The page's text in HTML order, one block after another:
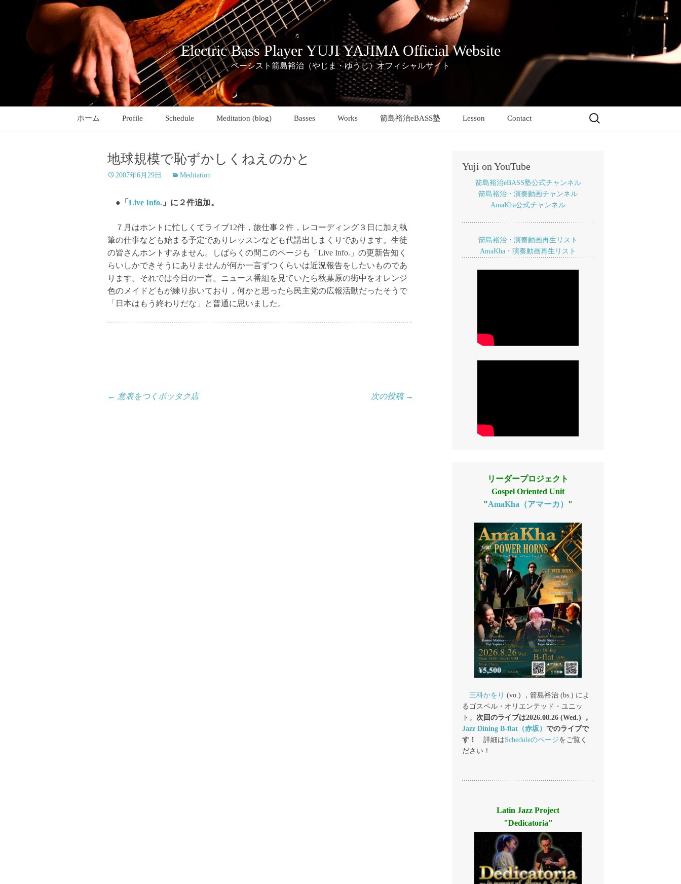
ッ
Electric Bass Player YUJI YAJIMA Official Website
ベーシスト箭島裕治（やじま・ゆうじ）オフィシャルサイト
ホーム Profile Schedule Meditation (blog) Basses Works 箭島裕治eBASS塾 Lesson Contact
検
地球規模で恥ずかしくねえのかと
2007年6月29日 Meditation
●「 Live Info. 」に２件追加。
７月はホントに忙しくてライブ12件，旅仕事２件，レコーディング３日に加え執
筆の仕事なども始まる予定でありレッスンなども代講出しまくりであります。生徒
の皆さんホントすみません。しばらくの間このページも「Live Info.」の更新告知く
らいしかできそうにありませんが何か一言ずつくらいは近況報告をしたいものであ
ります。それでは今日の一言。ニュース番組を見ていたら秋葉原の街中をオレンジ
色のメイドどもが練り歩いており，何かと思ったら民主党の広報活動だったそうで
「日本はもう終わりだな」と普通に思いました。
← 意表をつくボッタク店 次の投稿 →
Yuji on YouTube
箭島裕治eBASS塾公式チャンネル
箭島裕治・演奏動画チャンネル
AmaKha公式チャンネル
箭島裕治・演奏動画再生リスト
AmaKha・演奏動画再生リスト
リーダープロジェクト
Gospel Oriented Unit
"AmaKha（アマーカ） "
三科かをり (vo.) ，箭島裕治 (bs.) によ
るゴスペル・オリエンテッド・ユニッ
ト。 次回のライブは2026.08.26 (Wed.) ，
Jazz Dining B-flat（赤坂） でのライブで
す！
詳細はScheduleのページをご覧く
ださい！
Latin Jazz Project
"Dedicatoria"